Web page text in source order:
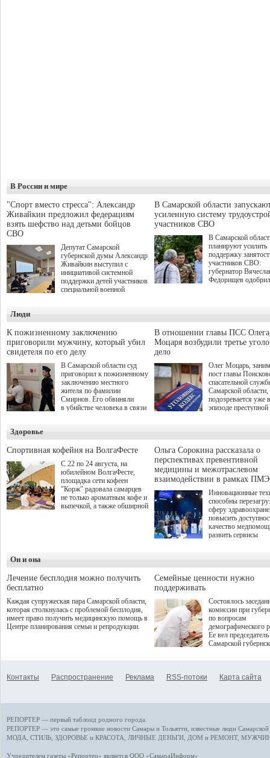
В России и мире
"Спорт вместо стресса": Александр
Живайкин предложил федерациям
взять шефство над детьми бойцов
СВО
Депутат Самарской
губернской думы Александр
Живайкин выступил с
инициативой системной
поддержки детей участников
специальной военной
"Помощь фронту и семьям
участников СВО", которая
прошла в Отрадном 7
августа.
В Самарской области
усиленную систему
участников СВО
В Самарской
планируют усилить
поддержку
участников СВО:
губернатор
Федорищев
на трудоустройство
спокойную
мирной жизни.
Люди
К пожизненному заключению
приговорили мужчину, который убил
свидетеля по его делу
В Самарской области суд
приговорил к пожизненному
заключению местного
жителя по фамилии
Смирнов. Его обвиняли
в убийстве человека в связи
В отношении главы ПСС Олега
Моцаря возбудили третье
дело
Олег Моцарь,
пост главы
спасательной
Самарской области,
подозревается уже
эпизоде преступной
а сам он
Здоровье
Спортивная кофейня на ВолгаФесте
С 22 по 24 августа, на
юбилейном ВолгаФесте,
площадка сети кофеен
"Корж" радовала самарцев
не только ароматным кофе и
выпечкой, а также обширной
Ольга Сорокина рассказала о
перспективах превентивной
медицины и межотраслевом
взаимодействии в рамках
Инновационные
способны
сферу
повысить
качество
развить сервисы
определенными
К ним можно
возникающие при
данными
более динамичного
проникновения
сегмент
отраслевое
рассказала Ольга
ходе сессии
качества жизни" в
ПМЭФ 2025. В
Он и она
Лечение бесплодия можно получить
бесплатно
Каждая супружеская пара Самарской области,
которая столкнулась с проблемой бесплодия,
имеет право получить медицинскую помощь в
Центре планирования семьи и репродукции.
Семейные ценности нужно
поддерживать
Состоялось
комиссии при
по вопросам
демографического
Ее вел председатель
Самарской
Контакты Распространение Реклама RSS-потоки Карта сайта
РЕПОРТЕР — первый таблоид родного города.
РЕПОРТЕР — это самые громкие новости Самары и Тольятти, известные люди
МОДА, СТИЛЬ ЗДОРОВЬЕ и КРАСОТА ЛИЧНЫЕ ДЕНЬГИ ДОМ и РЕМОНТ,
Учредителем газеты «Репортер» является ООО «СамараИнформ»